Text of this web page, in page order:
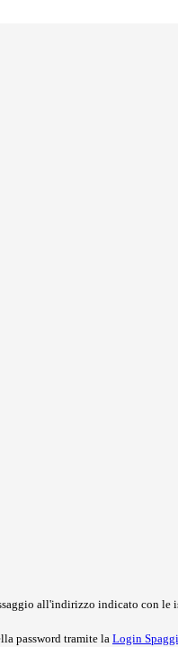
all'indirizzo indicato con le
password tramite la Login